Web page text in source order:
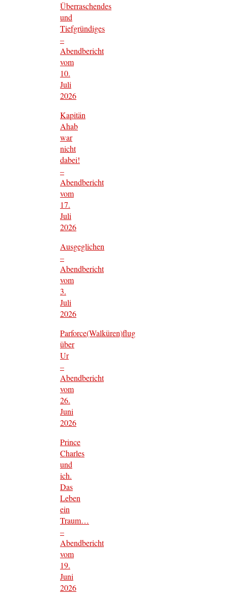
Überraschendes
und
Tiefgründiges
–
Abendbericht
vom
10.
Juli
2026
Kapitän
Ahab
war
nicht
dabei!
–
Abendbericht
vom
17.
Juli
2026
Ausgeglichen
–
Abendbericht
vom
3.
Juli
2026
Parforce(Walküren)flug
über
Ur
–
Abendbericht
vom
26.
Juni
2026
Prince
Charles
und
ich.
Das
Leben
ein
Traum…
–
Abendbericht
vom
19.
Juni
2026